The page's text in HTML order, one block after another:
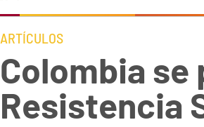
ARTÍCULOS
Colombia se
Resistencia